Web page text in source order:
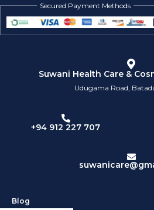
Secured Payment Methods
Suwani Health Care &
Udugama Road,
+94 912 227 707
Blog